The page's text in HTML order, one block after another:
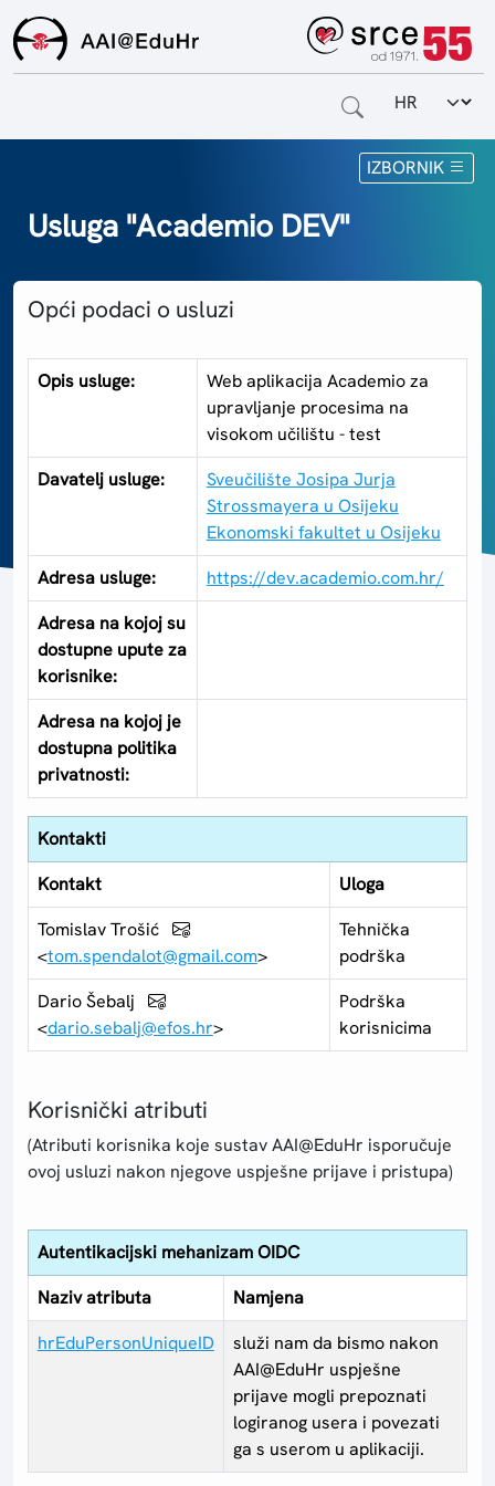
Odabir
IZBORNIK
Za krajnje korisnike
Za matične ustanove
O sustavu
Kontakt
Usluga "Academio DEV"
Opći podaci o usluzi
Opis usluge:
Web aplikacija Academio za
upravljanje procesima na
visokom učilištu - test
Davatelj usluge:
Sveučilište Josipa Jurja
Strossmayera u Osijeku
Ekonomski fakultet u Osijeku
Adresa usluge:
https://dev.academio.com.hr/
Adresa na kojoj su
dostupne upute za
korisnike:
Adresa na kojoj je
dostupna politika
privatnosti:
Kontakti
Kontakt
Uloga
Tomislav Trošić
<tom.spendalot@gmail.com>
Tehnička
podrška
Dario Šebalj
<dario.sebalj@efos.hr>
Podrška
korisnicima
Korisnički atributi
(Atributi korisnika koje sustav AAI@EduHr isporučuje
ovoj usluzi nakon njegove uspješne prijave i pristupa)
Autentikacijski mehanizam OIDC
Naziv atributa
Namjena
hrEduPersonUniqueID
služi nam da bismo nakon
AAI@EduHr uspješne
prijave mogli prepoznati
logiranog usera i povezati
ga s userom u aplikaciji.